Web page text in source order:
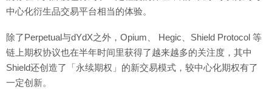
中心化衍生品交易平台相当的体验。
除了Perpetual与dYdX之外，Opium、 Hegic、Shield Protocol 等
链上期权协议也在半年时间里获得了越来越多的关注度，其中
Shield还创造了「永续期权」的新交易模式，较中心化期权有了
一定创新。